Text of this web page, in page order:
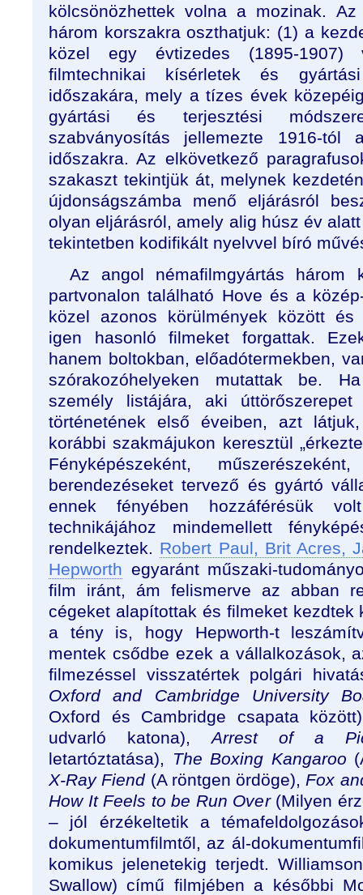
kölcsönözhettek volna a mozinak.
három korszakra oszthatjuk: (1) a
közel egy évtizedes (1895-
filmtechnikai kísérletek és
időszakára, mely a tízes évek
gyártási és terjesztési
szabványosítás jellemezte 1916-tól
időszakra. Az elkövetkező
szakaszt tekintjük át, melynek
újdonságszámba menő eljárásról
olyan eljárásról, amely alig húsz év
tekintetben kodifikált nyelvvel bíró
Az angol némafilmgyártás három
partvonalon található Hove és a
közel azonos körülmények között és
igen hasonló filmeket forgattak.
hanem boltokban, előadótermekben,
szórakozóhelyeken mutattak be.
személy listájára, aki
történetének első éveiben, azt
korábbi szakmájukon keresztül
Fényképészeként,
berendezéseket tervező és gyártó
ennek fényében hozzáférésük
technikájához mindemellett
rendelkeztek. Robert Paul, Brit Acres,
Hepworth egyaránt műszaki-
film iránt, ám felismerve az abban
cégeket alapítottak és filmeket kezdtek
a tény is, hogy Hepworth-t
mentek csődbe ezek a vállalkozások,
filmezéssel visszatértek polgári
Oxford and Cambridge University
Oxford és Cambridge csapata
udvarló katona),Arrest of a
letartóztatása),
The Boxing Kangaroo
X-Ray Fiend (A röntgen ördöge), Fox
How It Feels to be Run Over (Milyen
– jól érzékeltetik a
dokumentumfilmtől, az ál-
komikus jelenetekig terjedt.
Swallow) című filmjében a későbbi